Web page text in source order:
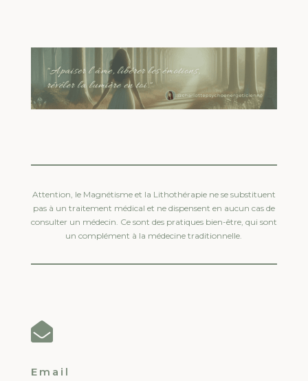
Attention, le Magnétisme et la Lithothérapie ne se substituent
pas à un traitement médical et ne dispensent en aucun cas de
consulter un médecin. Ce sont des pratiques bien-être, qui sont
un complément à la médecine traditionnelle.

Email